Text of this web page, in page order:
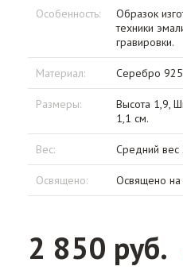
Особенность:
Образок
техники
гравировки.
Материал: Серебро
Размеры:
Высота 1,9,
1,1 см.
Вес: Средний вес
Освящено: Освящено на
2 850 руб.